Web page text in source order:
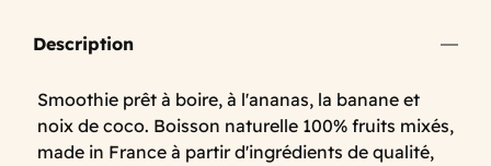
Description
Smoothie prêt à boire, à l'ananas, la banane et
noix de coco. Boisson naturelle 100% fruits mixés,
made in France à partir d'ingrédients de qualité,